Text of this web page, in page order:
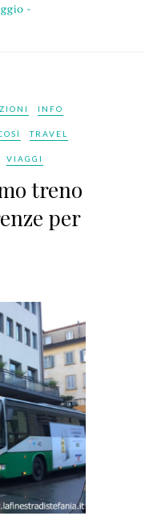
INFO
TRAVEL
VIAGGI
treno
per